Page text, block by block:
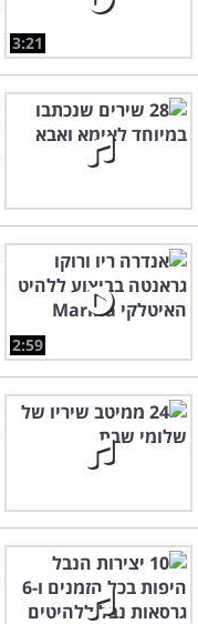
3:21
2:59